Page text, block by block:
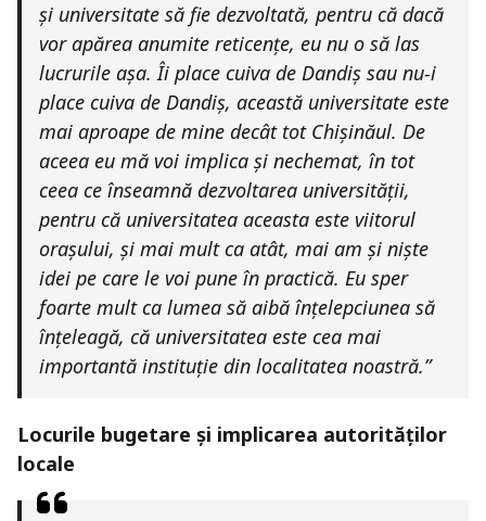
și universitate să fie dezvoltată, pentru că dacă
vor apărea anumite reticențe, eu nu o să las
lucrurile așa. Îi place cuiva de Dandiș sau nu-i
place cuiva de Dandiș, această universitate este
mai aproape de mine decât tot Chișinăul. De
aceea eu mă voi implica și nechemat, în tot
ceea ce înseamnă dezvoltarea universității,
pentru că universitatea aceasta este viitorul
orașului, și mai mult ca atât, mai am și niște
idei pe care le voi pune în practică. Eu sper
foarte mult ca lumea să aibă înțelepciunea să
înțeleagă, că universitatea este cea mai
importantă instituție din localitatea noastră.”
Locurile bugetare și implicarea autorităților
locale